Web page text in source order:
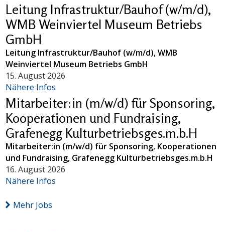
Leitung Infrastruktur/Bauhof (w/m/d),
WMB Weinviertel Museum Betriebs
GmbH
Leitung Infrastruktur/Bauhof (w/m/d), WMB
Weinviertel Museum Betriebs GmbH
15. August 2026
Nähere Infos
Mitarbeiter:in (m/w/d) für Sponsoring,
Kooperationen und Fundraising,
Grafenegg Kulturbetriebsges.m.b.H
Mitarbeiter:in (m/w/d) für Sponsoring, Kooperationen
und Fundraising, Grafenegg Kulturbetriebsges.m.b.H
16. August 2026
Nähere Infos
Mehr Jobs